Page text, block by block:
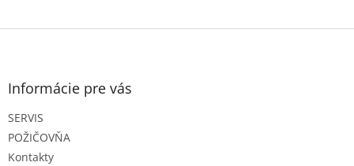
Z
Informácie pre vás
SERVIS
POŽIČOVŇA
Kontakty